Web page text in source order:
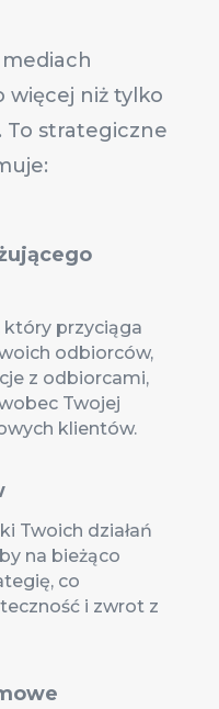
więcej niż tylko
strategiczne
przyciąga
odbiorców,
z odbiorcami,
Twojej
klientów.
Twoich działań
na bieżąco
co
i zwrot z